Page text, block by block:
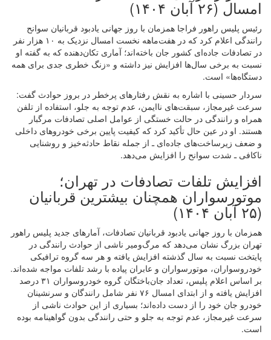
امسال (۲۶ آبان ۱۴۰۴)
رئیس پلیس راهور فراجا همزمان با روز جهانی یادبود قربانیان سوانح
رانندگی اعلام کرد که در هفت‌ماهه نخست امسال نزدیک به ۱۰ هزار نفر
در تصادفات جاده‌ای کشور جان باخته‌اند؛ آماری تکان‌دهنده که به گفته او
نسبت به برخی سال‌ها افزایش نیز داشته و «زنگ خطری جدی برای همه
دستگاه‌ها» است.
سردار حسینی با اشاره به نقش رفتارهای پرخطر در بروز حوادث گفت:
سرعت غیرمجاز، سبقت‌های ناایمن، عدم توجه به جلو، استفاده از تلفن
همراه و رانندگی در حالت خستگی از عوامل اصلی تصادفات مرگبار
هستند. او در عین حال تأکید کرد که کیفیت پایین برخی خودروهای داخلی
و ضعف زیرساخت‌های جاده‌ای ـ از جمله نقاط حادثه‌خیز و روشنایی
ناکافی ـ شدت سوانح را افزایش می‌دهد.
افزایش تلفات تصادفات در تهران؛
موتورسواران همچنان بیشترین قربانیان
همزمان با روز جهانی یادبود قربانیان تصادفات، آمارهای جدید پلیس راهور
تهران بزرگ نشان می‌دهد که مرگ‌ومیر ناشی از حوادث رانندگی در
پایتخت نسبت به سال گذشته افزایش یافته و هر سه گروه ترافیکی
خودروسواران، موتورسواران و عابران پیاده با رشد تلفات مواجه شده‌اند.
بر اساس اعلام پلیس، تعداد جان‌باختگان گروه خودروسواران ۳۱ درصد
افزایش یافته و از ابتدای امسال ۷۶ نفر شامل رانندگان و سرنشینان
خودرو جان خود را از دست داده‌اند؛ بسیاری از این حوادث ناشی از
سرعت غیرمجاز، عدم توجه به جلو و حتی رانندگی بدون گواهینامه بوده
است.